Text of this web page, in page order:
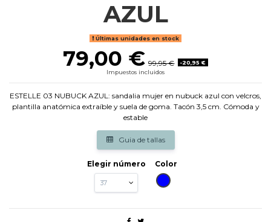
AZUL
Últimas unidades en stock
79,00 € 99,95 €
-20,95 €
Impuestos incluidos
ESTELLE 03 NUBUCK AZUL: sandalia mujer en nubuck azul con velcros,
plantilla anatómica extraíble y suela de goma. Tacón 3,5 cm. Cómoda y
estable
Guia de tallas
Elegir número
Color
AZUL